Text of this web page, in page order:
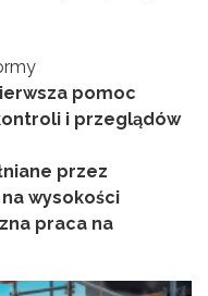
pomoc
i przeglądów
przez
wysokości
praca na